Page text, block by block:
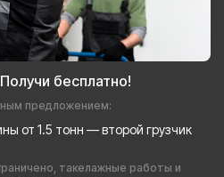
бесплатно!
предложением:
от 1.5 тонн — второй грузчик
такелажные работы и